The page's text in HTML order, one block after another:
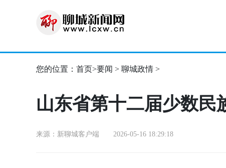
您的位置： 首页>要闻 > 聊城政情 >
山东省第十二届少数民
来源：新聊城客户端 2026-05-16 18:29:18